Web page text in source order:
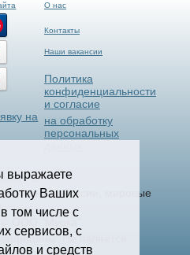
выражаете
Ваших
том числе с
сервисов, с
и средств
на
О нас
Контакты
Наши вакансии
Политика
конфиденциальности
и согласие
на обработку
персональных
▼
России, мировые
© ООО "Мурка".
защищены.Не является